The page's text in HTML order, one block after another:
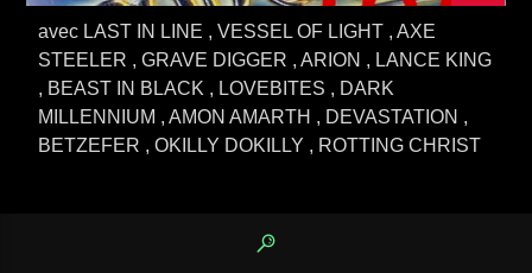
avec LAST IN LINE , VESSEL OF LIGHT , AXE
STEELER , GRAVE DIGGER , ARION , LANCE KING
, BEAST IN BLACK , LOVEBITES , DARK
MILLENNIUM , AMON AMARTH , DEVASTATION ,
BETZEFER , OKILLY DOKILLY , ROTTING CHRIST